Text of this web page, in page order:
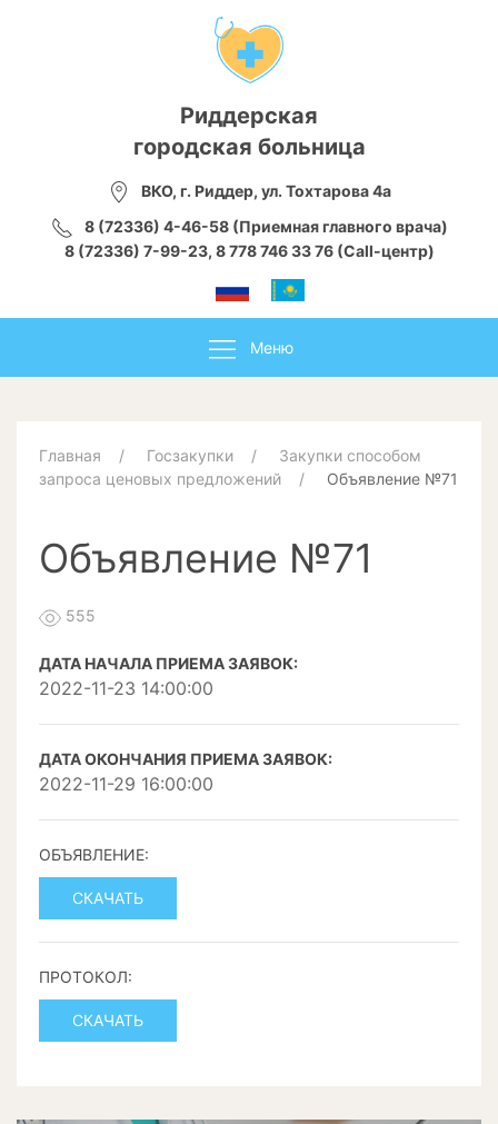
Риддерская
городская больница
ВКО, г. Риддер, ул. Тохтарова 4а
8 (72336) 4-46-58 (Приемная главного врача)
8 (72336) 7-99-23, 8 778 746 33 76 (Call-центр)
Меню
Главная Госзакупки
Закупки способом
запроса ценовых предложений
Объявление №71
Объявление №71
555
ДАТА НАЧАЛА ПРИЕМА ЗАЯВОК:
2022-11-23 14:00:00
ДАТА ОКОНЧАНИЯ ПРИЕМА ЗАЯВОК:
2022-11-29 16:00:00
ОБЪЯВЛЕНИЕ:
СКАЧАТЬ
ПРОТОКОЛ:
СКАЧАТЬ